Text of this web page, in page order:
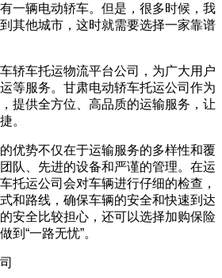
一辆电动轿车。但是，很多时候，我
其他城市，这时就需要选择一家靠谱
轿车托运物流平台公司，为广大用户
等服务。甘肃电动轿车托运公司作为
提供全方位、高品质的运输服务，让
。
优势不仅在于运输服务的多样性和覆
队、先进的设备和严谨的管理。在运
托运公司会对车辆进行仔细的检查，
和路线，确保车辆的安全和快速到达
安全比较担心，还可以选择加购保险
到“一路无忧”。